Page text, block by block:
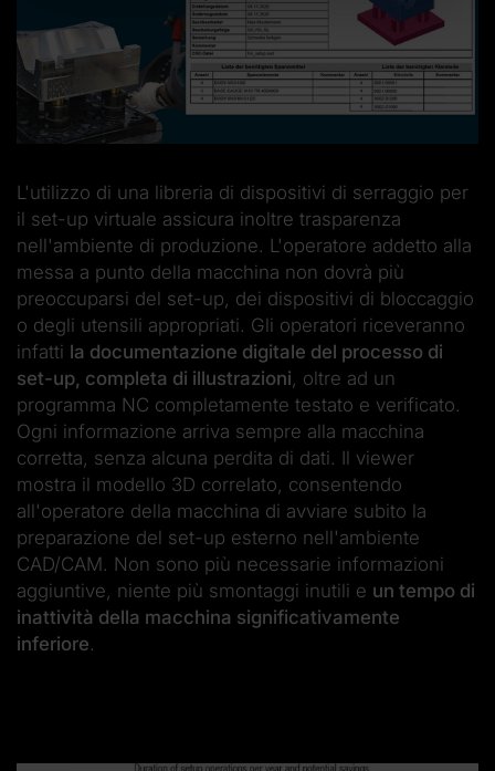
L'utilizzo di una libreria di dispositivi di serraggio per
il set-up virtuale assicura inoltre trasparenza
nell'ambiente di produzione. L'operatore addetto alla
messa a punto della macchina non dovrà più
preoccuparsi del set-up, dei dispositivi di bloccaggio
o degli utensili appropriati. Gli operatori riceveranno
infatti la documentazione digitale del processo di
set-up, completa di illustrazioni, oltre ad un
programma NC completamente testato e verificato.
Ogni informazione arriva sempre alla macchina
corretta, senza alcuna perdita di dati. Il viewer
mostra il modello 3D correlato, consentendo
all'operatore della macchina di avviare subito la
preparazione del set-up esterno nell'ambiente
CAD/CAM. Non sono più necessarie informazioni
aggiuntive, niente più smontaggi inutili e un tempo di
inattività della macchina significativamente
inferiore.